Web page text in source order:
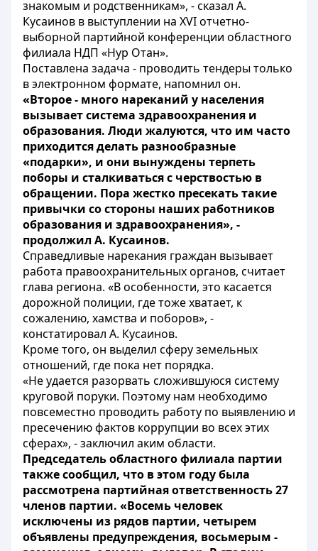
знакомым и родственникам», - сказал А.
Кусаинов в выступлении на XVI отчетно-
выборной партийной конференции областного
филиала НДП «Нур Отан».
Поставлена задача - проводить тендеры только
в электронном формате, напомнил он.
«Второе - много нареканий у населения
вызывает система здравоохранения и
образования. Люди жалуются, что им часто
приходится делать разнообразные
«подарки», и они вынуждены терпеть
поборы и сталкиваться с черствостью в
обращении. Пора жестко пресекать такие
привычки со стороны наших работников
образования и здравоохранения», -
продолжил А. Кусаинов.
Справедливые нарекания граждан вызывает
работа правоохранительных органов, считает
глава региона. «В особенности, это касается
дорожной полиции, где тоже хватает, к
сожалению, хамства и поборов», -
констатировал А. Кусаинов.
Кроме того, он выделил сферу земельных
отношений, где пока нет порядка.
«Не удается разорвать сложившуюся систему
круговой поруки. Поэтому нам необходимо
повсеместно проводить работу по выявлению и
пресечению фактов коррупции во всех этих
сферах», - заключил аким области.
Председатель областного филиала партии
также сообщил, что в этом году была
рассмотрена партийная ответственность 27
членов партии. «Восемь человек
исключены из рядов партии, четырем
объявлены предупреждения, восьмерым -